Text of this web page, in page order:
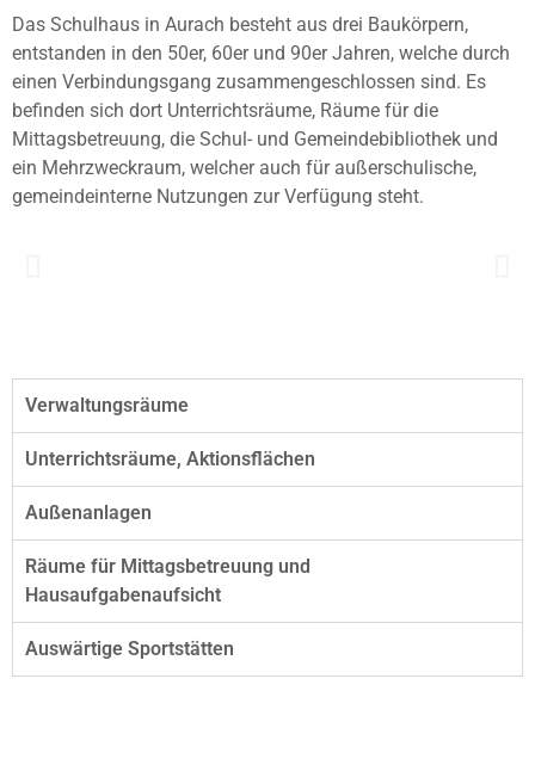
Das Schulhaus in Aurach besteht aus drei Baukörpern,
entstanden in den 50er, 60er und 90er Jahren, welche durch
einen Verbindungsgang zusammengeschlossen sind. Es
befinden sich dort Unterrichtsräume, Räume für die
Mittagsbetreuung, die Schul- und Gemeindebibliothek und
ein Mehrzweckraum, welcher auch für außerschulische,
gemeindeinterne Nutzungen zur Verfügung steht.
Verwaltungsräume
Unterrichtsräume, Aktionsflächen
Außenanlagen
Räume für Mittagsbetreuung und
Hausaufgabenaufsicht
Auswärtige Sportstätten